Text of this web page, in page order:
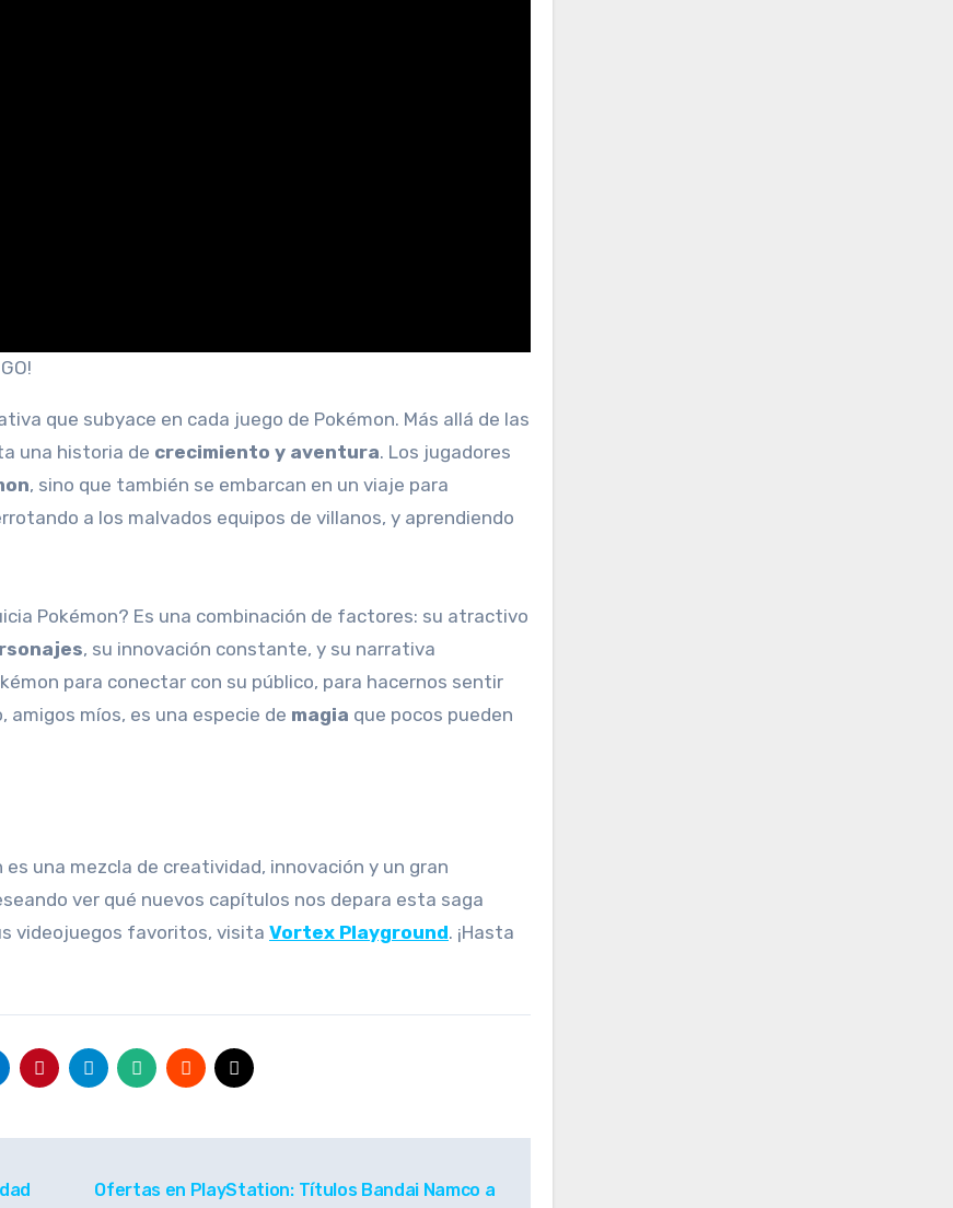
que subyace en cada juego de Pokémon. Más allá de las
una historia de crecimiento y aventura. Los jugadores
, sino que también se embarcan en un viaje para
a los malvados equipos de villanos, y aprendiendo
Pokémon? Es una combinación de factores: su atractivo
, su innovación constante, y su narrativa
para conectar con su público, para hacernos sentir
amigos míos, es una especie de magia que pocos pueden
una mezcla de creatividad, innovación y un gran
ver qué nuevos capítulos nos depara esta saga
videojuegos favoritos, visita Vortex Playground. ¡Hasta
Ofertas en PlayStation: Títulos Bandai Namco a